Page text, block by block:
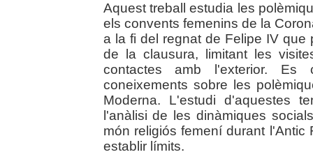
Aquest treball estudia les
els convents femenins de la
a la fi del regnat de Felipe IV que
de la clausura, limitant les
contactes amb l'exterior. Es
coneixements sobre les
Moderna. L'estudi d'aquestes
l'anàlisi de les dinàmiques
món religiós femení durant
establir límits.